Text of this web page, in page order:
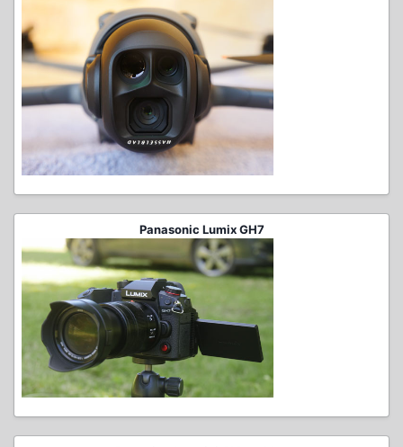
Panasonic Lumix GH7